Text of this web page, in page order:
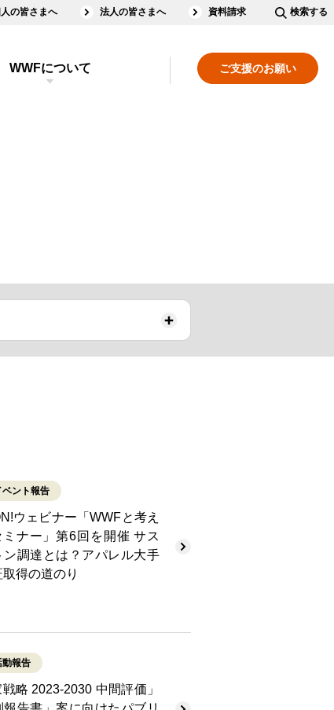
の皆さまへ 法人の皆さまへ 資料請求 検索する
ご支援のお願い
WWFについて
ベント報告
ウェビナー「WWFと考え
ミナー」第6回を開催 サス
調達とは？アパレル大手
得の道のり
動報告
略 2023-2030 中間評価」